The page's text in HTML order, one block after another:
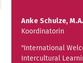
Anke Schulze, M.A.
Koordinatorin
"International
Intercultural